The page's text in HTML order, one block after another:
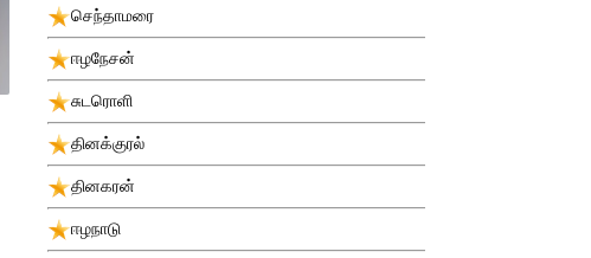
செந்தாமரை
ஈழநேசன்
சுடரொளி
தினக்குரல்
தினகரன்
ஈழநாடு